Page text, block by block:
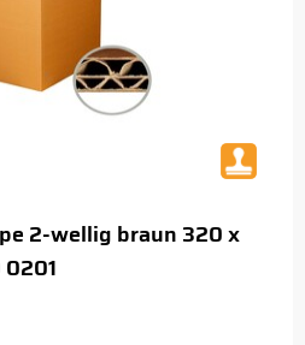
2-wellig braun 320 x
0201